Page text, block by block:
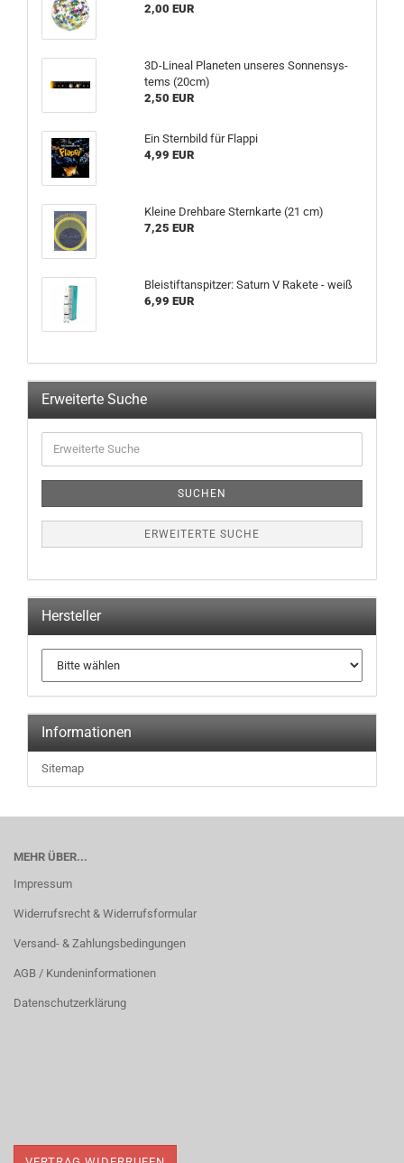
2,00 EUR
3D-​Lineal Pla­ne­ten un­se­res Son­nen­sys­
tems (20cm)
2,50 EUR
Ein Stern­bild für Flap­pi
4,99 EUR
Klei­ne Dreh­ba­re Stern­kar­te (21 cm)
7,25 EUR
Blei­stift­an­spit­zer: Sa­turn V Ra­ke­te - weiß
6,99 EUR
Erweiterte Suche
Suche
SUCHEN
ERWEITERTE SUCHE
Hersteller
Informationen
Sitemap
MEHR ÜBER...
Impressum
Widerrufsrecht & Widerrufsformular
Versand- & Zahlungsbedingungen
AGB / Kundeninformationen
Datenschutzerklärung